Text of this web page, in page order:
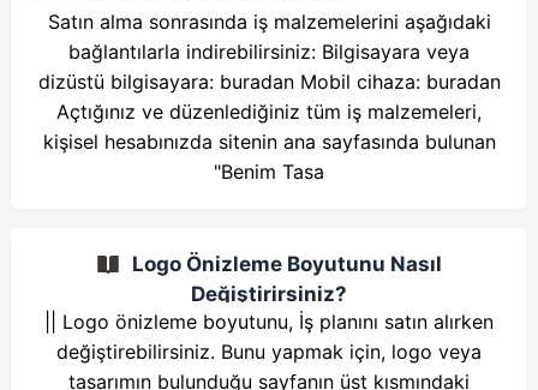
Satın alma sonrasında iş malzemelerini aşağıdaki
bağlantılarla indirebilirsiniz: Bilgisayara veya
dizüstü bilgisayara: buradan Mobil cihaza: buradan
Açtığınız ve düzenlediğiniz tüm iş malzemeleri,
kişisel hesabınızda sitenin ana sayfasında bulunan
"Benim Tasa
Logo Önizleme Boyutunu Nasıl
Değiştirirsiniz?
|| Logo önizleme boyutunu, İş planını satın alırken
değiştirebilirsiniz. Bunu yapmak için, logo veya
tasarımın bulunduğu sayfanın üst kısmındaki